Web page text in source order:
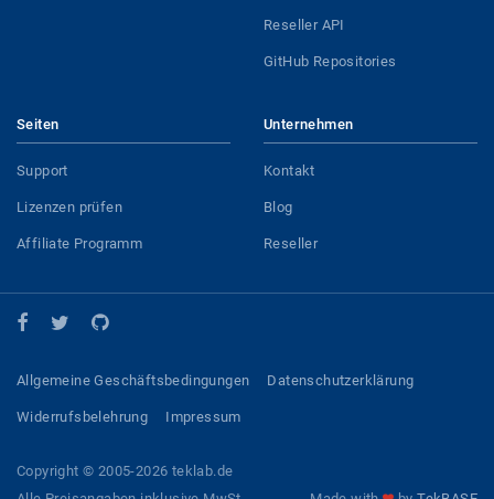
Reseller API
GitHub Repositories
Seiten
Support
Lizenzen prüfen
Affiliate Programm
Unternehmen
Kontakt
Blog
Reseller
Allgemeine Geschäftsbedingungen Datenschutzerklärung
Widerrufsbelehrung Impressum
Copyright © 2005-2026 teklab.de